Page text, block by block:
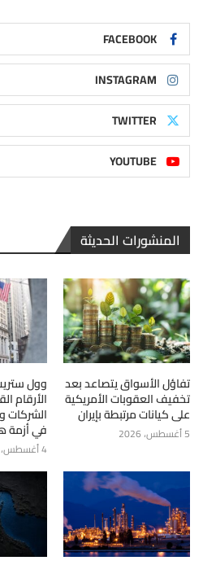
FACEBOOK
INSTAGRAM
TWITTER
YOUTUBE
المنشورات الحديثة
تفاؤل الأسواق يتصاعد بعد
تخفيف العقوبات الأمريكية
على كيانات مرتبطة بإيران
5 أغسطس، 2026
وول
الأرقام
الشركات
في أزمة
4 أغسطس، 2026